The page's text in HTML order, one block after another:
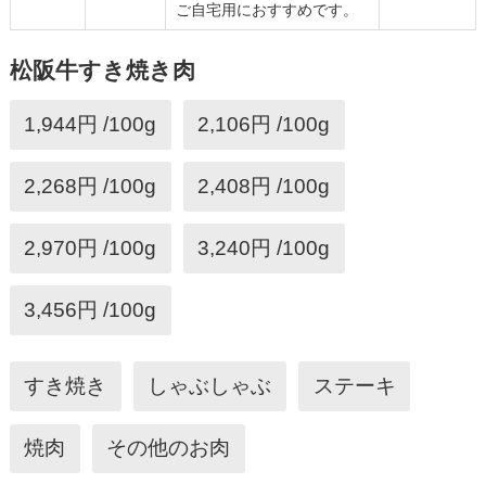
ご自宅用におすすめです。
松阪牛すき焼き肉
1,944円 /100g 2,106円 /100g
2,268円 /100g 2,408円 /100g
2,970円 /100g 3,240円 /100g
3,456円 /100g
すき焼き しゃぶしゃぶ ステーキ
焼肉 その他のお肉